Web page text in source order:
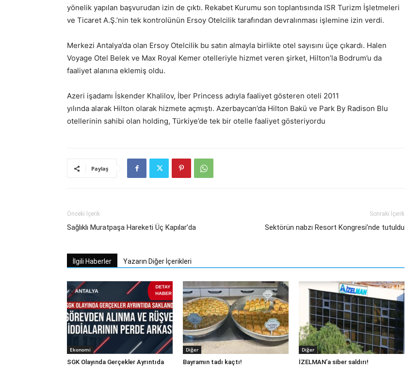
yönelik yapılan başvurudan izin de çıktı. Rekabet Kurumu son toplantısında ISR Turizm İşletmeleri
ve Ticaret A.Ş.’nin tek kontrolünün Ersoy Otelcilik tarafından devralınması işlemine izin verdi.
Merkezi Antalya’da olan Ersoy Otelcilik bu satın almayla birlikte otel sayısını üçe çıkardı. Halen
Voyage Otel Belek ve Max Royal Kemer otelleriyle hizmet veren şirket, Hilton’la Bodrum’u da
faaliyet alanına eklemiş oldu.
Azeri işadamı İskender Khalilov, İber Princess adıyla faaliyet gösteren oteli 2011
yılında alarak Hilton olarak hizmete açmıştı. Azerbaycan’da Hilton Bakü ve Park By Radison Blu
otellerinin sahibi olan holding, Türkiye’de tek bir otelle faaliyet gösteriyordu
Paylaş
Önceki İçerik
Sağlıklı Muratpaşa Hareketi Üç Kapılar’da
Sonraki İçerik
Sektörün nabzı Resort Kongresi’nde tutuldu
İlgili Haberler Yazarın Diğer İçerikleri
Ekonomi
SGK Olayında Gerçekler Ayrıntıda
Diğer
Bayramın tadı kaçtı!
Diğer
İZELMAN’a siber saldırı!